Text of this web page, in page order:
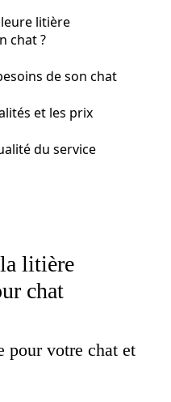
litière
chat ?
de son chat
et les prix
du service
litière
chat
pour votre chat et